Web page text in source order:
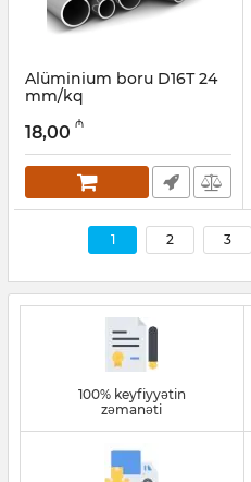
Alüminium boru D16Т 24
mm/kq
030001046
18,00 ₼
1 2 3
100% keyfiyyətin
zəmanəti